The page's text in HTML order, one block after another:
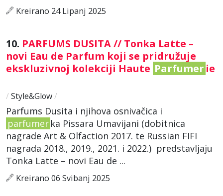
Kreirano 24 Lipanj 2025
10. PARFUMS DUSITA // Tonka Latte –
novi Eau de Parfum koji se pridružuje
ekskluzivnoj kolekciji Haute Parfumer ie
/ Style&Glow/
Parfums Dusita i njihova osnivačica i
parfumer ka Pissara Umavijani (dobitnica
nagrade Art & Olfaction 2017. te Russian FIFI
nagrada 2018., 2019., 2021. i 2022.) predstavljaju
Tonka Latte – novi Eau de ...
Kreirano 06 Svibanj 2025